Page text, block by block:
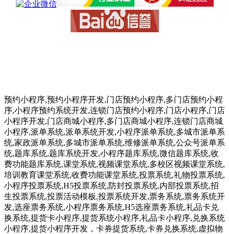
预约小程序,预约小程序开发,门店预约小程序,多门店预约小程
序,小程序预约系统开发,连锁门店预约小程序,门店小程序,门店
小程序开发,门店商城小程序,多门店商城小程序,连锁门店商城
小程序,派单系统,派单系统开发,小程序派单系统,多城市派单系
统,家政派单系统,多城市派单系统,维修派单系统,公众号派单系
统,题库系统,题库系统开发,小程序题库系统,微信题库系统,收
费功能题库系统,课堂系统,视频课堂系统,多校区视频课堂系统,
培训教育课堂系统,收费功能课堂系统,投票系统,礼物投票系统,
小程序投票系统,H5投票系统,防封投票系统,内部投票系统,招
生投票系统,投票活动模板,投票系统开发,票务系统,票务系统开
发,选座票务系统,小程序票务系统,H5选座票务系统,礼品卡兑
换系统,提货卡小程序,提货系统小程序,礼品卡小程序,兑换系统
小程序,提货小程序开发，卡券提货系统,卡券兑换系统,虚拟物